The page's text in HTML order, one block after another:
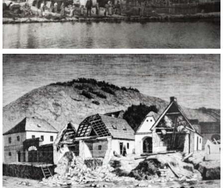
© 2026 eStránky.cz | Aktualizováno: 17. 7. 2026 | Nahoru ↑